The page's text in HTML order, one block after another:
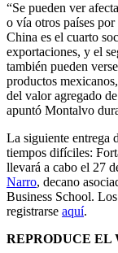
“Se pueden ver
o vía otros países
China es el cuarto
exportaciones, y el
también pueden
productos
del valor agregado
apuntó Montalvo
La siguiente entrega
tiempos difíciles:
llevará a cabo el 27
Narro, decano
Business School.
registrarse aquí.
REPRODUCE EL